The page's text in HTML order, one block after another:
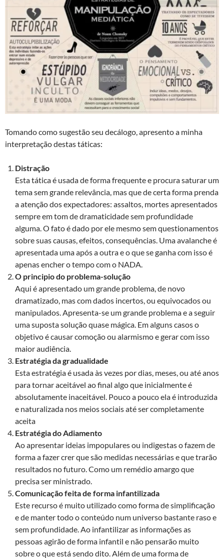
Tomando como sugestão seu decálogo, apresento a minha
interpretação destas táticas:
Distração
Esta tática é usada de forma frequente e procura saturar um
tema sem grande relevância, mas que de certa forma prenda
a atenção dos expectadores: assaltos, mortes apresentados
sempre em tom de dramaticidade sem profundidade
alguma. O fato é dado por ele mesmo sem questionamentos
sobre suas causas, efeitos, consequências. Uma avalanche é
apresentada uma após a outra e o que se ganha com isso é
apenas encher o tempo com o NADA.
O principio do problema-solução
Aqui é apresentado um grande problema, de novo
dramatizado, mas com dados incertos, ou equivocados ou
manipulados. Apresenta-se um grande problema e a seguir
uma suposta solução quase mágica. Em alguns casos o
objetivo é causar comoção ou alarmismo e gerar com isso
maior audiência.
Estratégia da gradualidade
Esta estratégia é usada às vezes por dias, meses, ou até anos
para tornar aceitável ao final algo que inicialmente é
absolutamente inaceitável. Pouco a pouco ela é introduzida
e naturalizada nos meios sociais até ser completamente
aceita
Estratégia do Adiamento
Ao apresentar ideias impopulares ou indigestas o fazem de
forma a fazer crer que são medidas necessárias e que trarão
resultados no futuro. Como um remédio amargo que
precisa ser ministrado.
Comunicação feita de forma infantilizada
Este recurso é muito utilizado como forma de simplificação
e de manter todo o conteúdo num universo bastante raso e
sem profundidade. Ao infantilizar as informações as
pessoas agirão de forma infantil e não pensarão muito
sobre o que está sendo dito. Além de uma forma de